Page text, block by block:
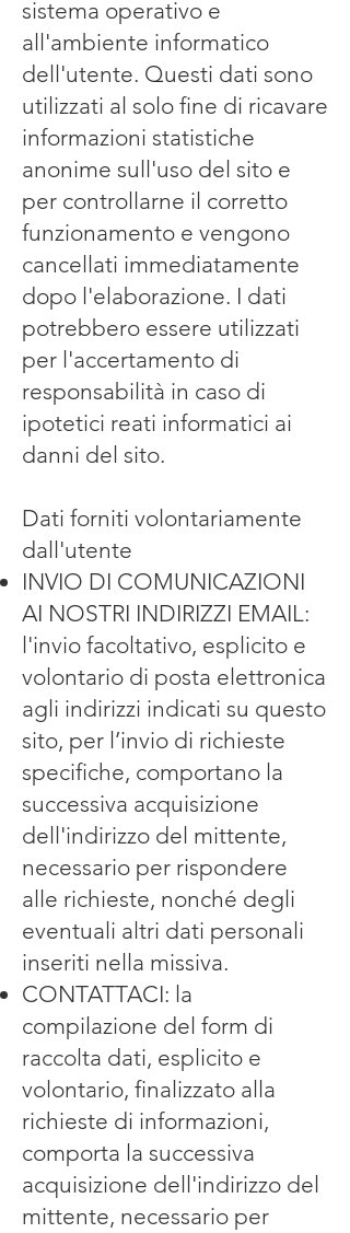
sistema operativo e
all'ambiente informatico
dell'utente. Questi dati sono
utilizzati al solo fine di ricavare
informazioni statistiche
anonime sull'uso del sito e
per controllarne il corretto
funzionamento e vengono
cancellati immediatamente
dopo l'elaborazione. I dati
potrebbero essere utilizzati
per l'accertamento di
responsabilità in caso di
ipotetici reati informatici ai
danni del sito.
Dati forniti volontariamente
dall'utente
INVIO DI COMUNICAZIONI
AI NOSTRI INDIRIZZI EMAIL:
l'invio facoltativo, esplicito e
volontario di posta elettronica
agli indirizzi indicati su questo
sito, per l’invio di richieste
specifiche, comportano la
successiva acquisizione
dell'indirizzo del mittente,
necessario per rispondere
alle richieste, nonché degli
eventuali altri dati personali
inseriti nella missiva.
CONTATTACI: la
compilazione del form di
raccolta dati, esplicito e
volontario, finalizzato alla
richieste di informazioni,
comporta la successiva
acquisizione dell'indirizzo del
mittente, necessario per